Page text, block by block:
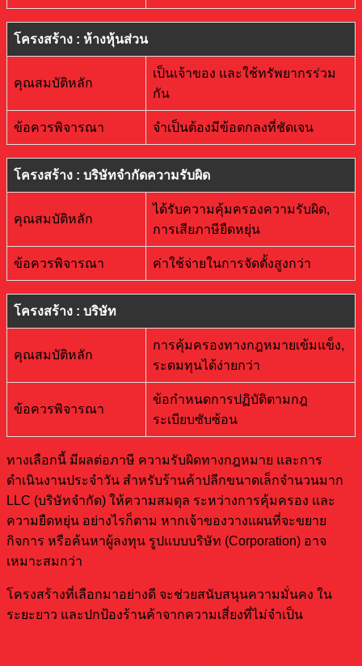
โครงสร้าง : ห้างหุ้นส่วน
คุณสมบัติหลัก
เป็นเจ้าของ และใช้ทรัพยากรร่วม
กัน
ข้อควรพิจารณา จำเป็นต้องมีข้อตกลงที่ชัดเจน
โครงสร้าง : บริษัทจำกัดความรับผิด
คุณสมบัติหลัก
ได้รับความคุ้มครองความรับผิด,
การเสียภาษียืดหยุ่น
ข้อควรพิจารณา ค่าใช้จ่ายในการจัดตั้งสูงกว่า
โครงสร้าง : บริษัท
คุณสมบัติหลัก
การคุ้มครองทางกฎหมายเข้มแข็ง,
ระดมทุนได้ง่ายกว่า
ข้อควรพิจารณา
ข้อกำหนดการปฏิบัติตามกฎ
ระเบียบซับซ้อน
ทางเลือกนี้ มีผลต่อภาษี ความรับผิดทางกฎหมาย และการ
ดำเนินงานประจำวัน สำหรับร้านค้าปลีกขนาดเล็กจำนวนมาก
LLC (บริษัทจำกัด) ให้ความสมดุล ระหว่างการคุ้มครอง และ
ความยืดหยุ่น อย่างไรก็ตาม หากเจ้าของวางแผนที่จะขยาย
กิจการ หรือค้นหาผู้ลงทุน รูปแบบบริษัท (Corporation) อาจ
เหมาะสมกว่า
โครงสร้างที่เลือกมาอย่างดี จะช่วยสนับสนุนความมั่นคง ใน
ระยะยาว และปกป้องร้านค้าจากความเสี่ยงที่ไม่จำเป็น